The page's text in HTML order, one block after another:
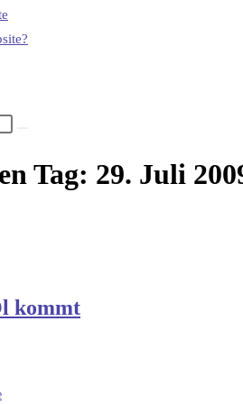
Tag: 29. Juli
kommt